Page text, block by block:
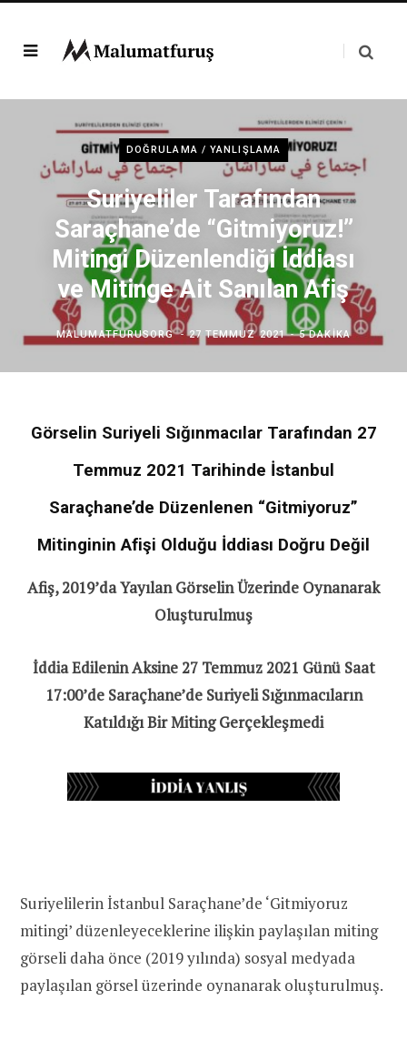
DOĞRULAMA / YANLIŞLAMA
Suriyeliler Tarafından
Saraçhane’de “Gitmiyoruz!”
Mitingi Düzenlendiği İddiası
ve Mitinge Ait Sanılan Afiş
MALUMATFURUSORG 27 TEMMUZ 2021 5 DAKIKA
Görselin Suriyeli Sığınmacılar Tarafından 27
Temmuz 2021 Tarihinde İstanbul
Saraçhane’de Düzenlenen “Gitmiyoruz”
Mitinginin Afişi Olduğu İddiası Doğru Değil
Afiş, 2019’da Yayılan Görselin Üzerinde Oynanarak
Oluşturulmuş
İddia Edilenin Aksine 27 Temmuz 2021 Günü Saat
17:00’de Saraçhane’de Suriyeli Sığınmacıların
Katıldığı Bir Miting Gerçekleşmedi
Suriyelilerin İstanbul Saraçhane’de ‘Gitmiyoruz
mitingi’ düzenleyeceklerine ilişkin paylaşılan miting
görseli daha önce (2019 yılında) sosyal medyada
paylaşılan görsel üzerinde oynanarak oluşturulmuş.